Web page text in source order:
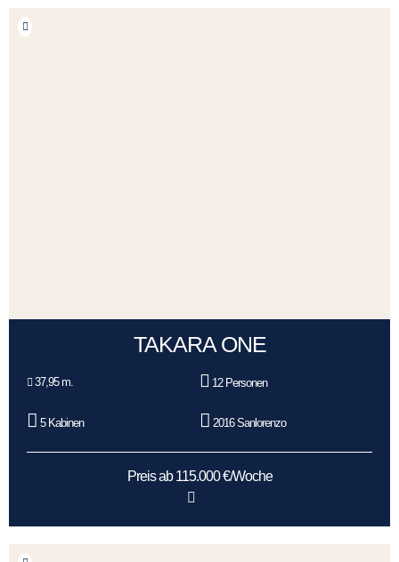
TAKARA ONE
37,95 m. 12 Personen
5 Kabinen 2016 Sanlorenzo
Preis ab 115.000 €/Woche